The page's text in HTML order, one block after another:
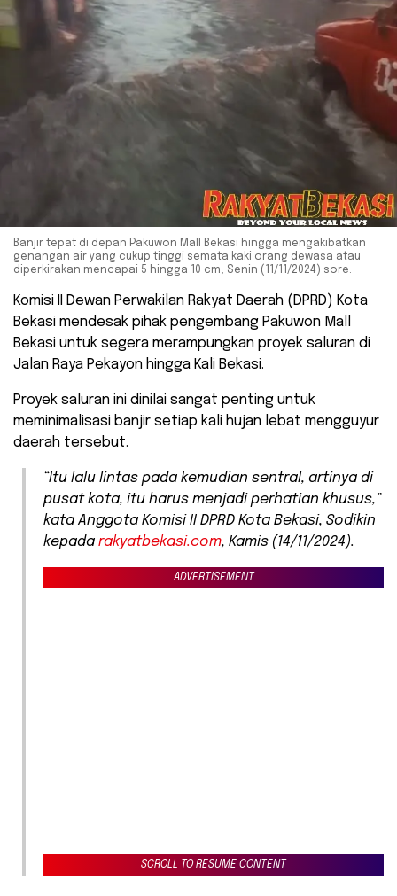
Banjir tepat di depan Pakuwon Mall Bekasi hingga mengakibatkan
genangan air yang cukup tinggi semata kaki orang dewasa atau
diperkirakan mencapai 5 hingga 10 cm, Senin (11/11/2024) sore.
Komisi II Dewan Perwakilan Rakyat Daerah (DPRD) Kota
Bekasi mendesak pihak pengembang Pakuwon Mall
Bekasi untuk segera merampungkan proyek saluran di
Jalan Raya Pekayon hingga Kali Bekasi.
Proyek saluran ini dinilai sangat penting untuk
meminimalisasi banjir setiap kali hujan lebat mengguyur
daerah tersebut.
“Itu lalu lintas pada kemudian sentral, artinya di
pusat kota, itu harus menjadi perhatian khusus,”
kata Anggota Komisi II DPRD Kota Bekasi, Sodikin
kepada rakyatbekasi.com, Kamis (14/11/2024).
ADVERTISEMENT
SCROLL TO RESUME CONTENT